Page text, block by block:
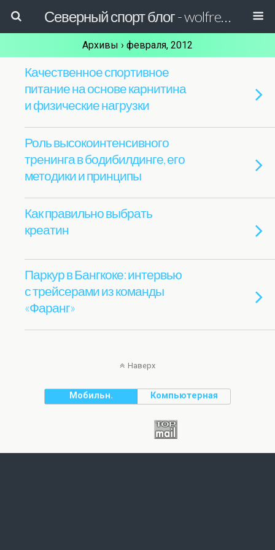
Северный спорт блог - wolfreactor
Архивы › февраля, 2012
Качественное спортивное
питание на основе карнитина
и физические нагрузки
Роль высокоинтенсивного
тренинга в бодибилдинге, его
методики и принципы
Как правильно выбрать
креатин
Паркур в Бангкоке: интервью
с трейсерами из команды
«Фаранг»
Наверх
Мобильн. Компьютерная